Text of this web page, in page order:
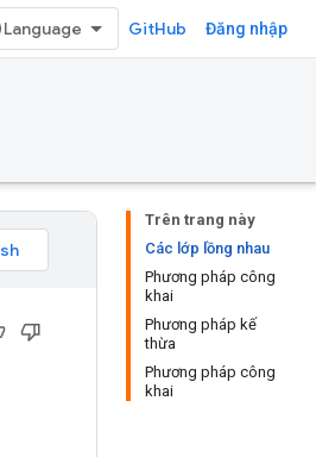
GitHub Đăng nhập
Trên trang này
Các lớp lồng nhau
Phương pháp công
khai
Phương pháp kế
thừa
Phương pháp công
khai